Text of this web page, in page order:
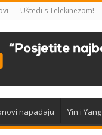
Uštedi s Telekinezom!
napadaju Yin i Yang